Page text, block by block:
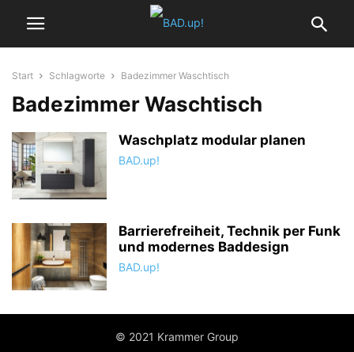
Start Schlagworte Badezimmer Waschtisch
Badezimmer Waschtisch
Waschplatz modular planen
BAD.up!
Barrierefreiheit, Technik per Funk
und modernes Baddesign
BAD.up!
© 2021 Krammer Group